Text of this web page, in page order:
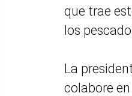
que trae
los
La
colabore